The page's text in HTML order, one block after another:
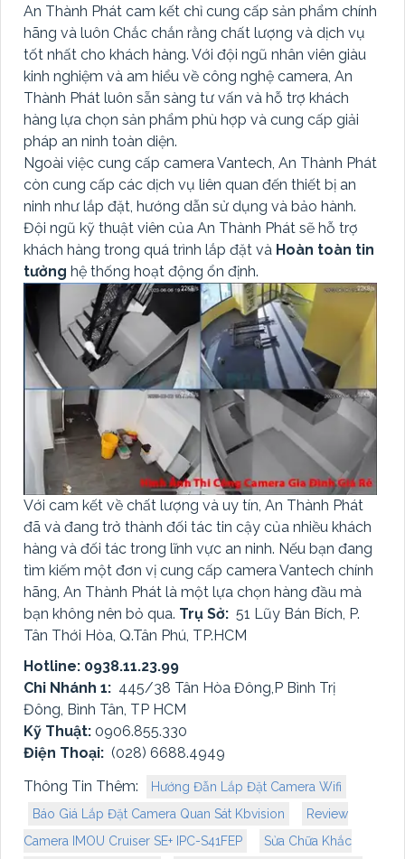
An Thành Phát cam kết chỉ cung cấp sản phẩm chính
hãng và luôn Chắc chắn rằng chất lượng và dịch vụ
tốt nhất cho khách hàng. Với đội ngũ nhân viên giàu
kinh nghiệm và am hiểu về công nghệ camera, An
Thành Phát luôn sẵn sàng tư vấn và hỗ trợ khách
hàng lựa chọn sản phẩm phù hợp và cung cấp giải
pháp an ninh toàn diện.
Ngoài việc cung cấp camera Vantech, An Thành Phát
còn cung cấp các dịch vụ liên quan đến thiết bị an
ninh như lắp đặt, hướng dẫn sử dụng và bảo hành.
Đội ngũ kỹ thuật viên của An Thành Phát sẽ hỗ trợ
khách hàng trong quá trình lắp đặt và Hoàn toàn tin
tưởng hệ thống hoạt động ổn định.
Với cam kết về chất lượng và uy tín, An Thành Phát
đã và đang trở thành đối tác tin cậy của nhiều khách
hàng và đối tác trong lĩnh vực an ninh. Nếu bạn đang
tìm kiếm một đơn vị cung cấp camera Vantech chính
hãng, An Thành Phát là một lựa chọn hàng đầu mà
bạn không nên bỏ qua. Trụ Sở: 51 Lũy Bán Bích, P.
Tân Thới Hòa, Q.Tân Phú, TP.HCM
Hotline: 0938.11.23.99
Chi Nhánh 1: 445/38 Tân Hòa Đông,P Bình Trị
Đông, Bình Tân, TP HCM
Kỹ Thuật: 0906.855.330
Điện Thoại: (028) 6688.4949
Thông Tin Thêm:
Hướng Đẫn Lắp Đặt Camera Wifi
Báo Giá Lắp Đặt Camera Quan Sát Kbvision
Review
Camera IMOU Cruiser SE+ IPC-S41FEP
Sửa Chữa Khắc